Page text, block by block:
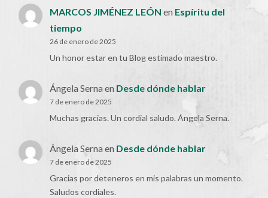
MARCOS JIMÉNEZ LEÓN en Espíritu del
tiempo
26 de enero de 2025
Un honor estar en tu Blog estimado maestro.
Ángela Sernaen Desde dónde hablar
7 de enero de 2025
Muchas gracias. Un cordial saludo. Ángela Serna.
Ángela Serna en Desde dónde hablar
7 de enero de 2025
Gracias por deteneros en mis palabras un momento.
Saludos cordiales.